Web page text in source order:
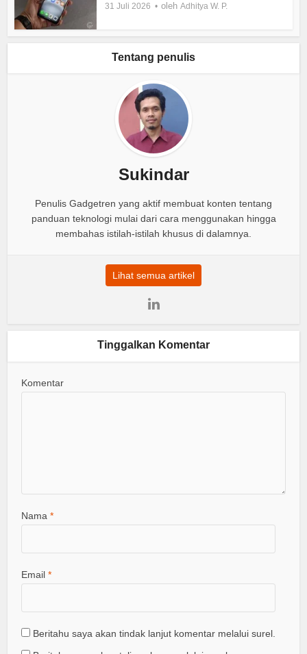
31 Juli 2026 olehAdhitya W. P.
Tentang penulis
Sukindar
Penulis Gadgetren yang aktif membuat konten tentang
panduan teknologi mulai dari cara menggunakan hingga
membahas istilah-istilah khusus di dalamnya.
Lihat semua artikel
Tinggalkan Komentar
Komentar
Nama*
Email*
Beritahu saya akan tindak lanjut komentar melalui surel.